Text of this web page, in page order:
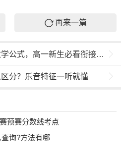
再来一篇
式，高一新生必看衔接指南
分？乐音特征一听就懂
预赛分数线考点
询?方法有哪